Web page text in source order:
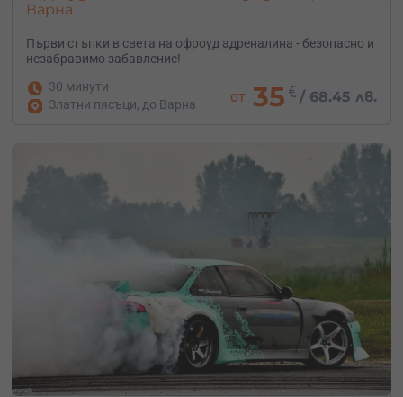
Варна
Първи стъпки в света на офроуд адреналина - безопасно и
незабравимо забавление!
30 минути
Златни пясъци, до Варна
от 35 € /68.45 лв.